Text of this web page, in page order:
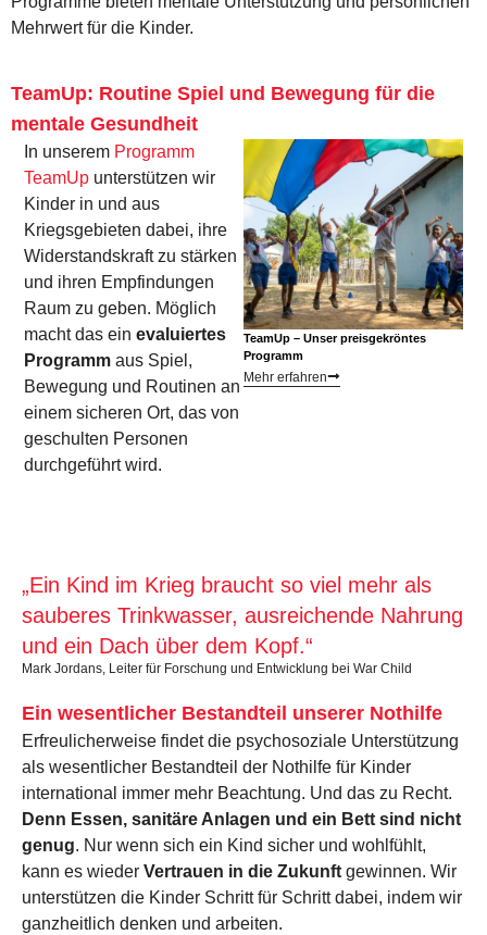
Mehrwert für die Kinder.
TeamUp: Routine Spiel und Bewegung für die
mentale Gesundheit
In unserem Programm
TeamUp unterstützen wir
Kinder in und aus
Kriegsgebieten dabei, ihre
Widerstandskraft zu stärken
und ihren Empfindungen
Raum zu geben. Möglich
macht das ein evaluiertes
Programm aus Spiel,
Bewegung und Routinen an
einem sicheren Ort, das von
geschulten Personen
durchgeführt wird.
TeamUp – Unser preisgekröntes
Programm
Mehr erfahren
„Ein Kind im Krieg braucht so viel mehr als
sauberes Trinkwasser, ausreichende Nahrung
und ein Dach über dem Kopf.“
Mark Jordans, Leiter für Forschung und Entwicklung bei War Child
Ein wesentlicher Bestandteil unserer Nothilfe
Erfreulicherweise findet die psychosoziale Unterstützung
als wesentlicher Bestandteil der Nothilfe für Kinder
international immer mehr Beachtung. Und das zu Recht.
Denn Essen, sanitäre Anlagen und ein Bett sind nicht
genug. Nur wenn sich ein Kind sicher und wohlfühlt,
kann es wieder Vertrauen in die Zukunft gewinnen. Wir
unterstützen die Kinder Schritt für Schritt dabei, indem wir
ganzheitlich denken und arbeiten.